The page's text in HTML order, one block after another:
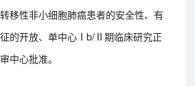
移性非小细胞肺癌患者的安全性、有
的开放、单中心Ⅰb/Ⅱ期临床研究正
中心批准。